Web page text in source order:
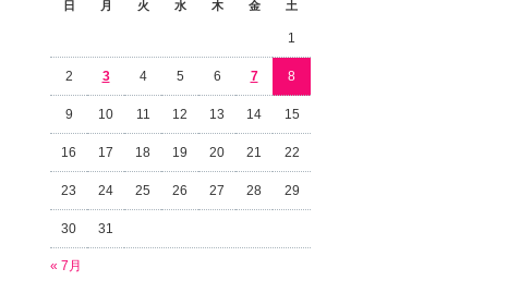
日 月 火 水 木 金 土
« 7月
1
2 3 4 5 6 7 8
9 10 11 12 13 14 15
16 17 18 19 20 21 22
23 24 25 26 27 28 29
30 31